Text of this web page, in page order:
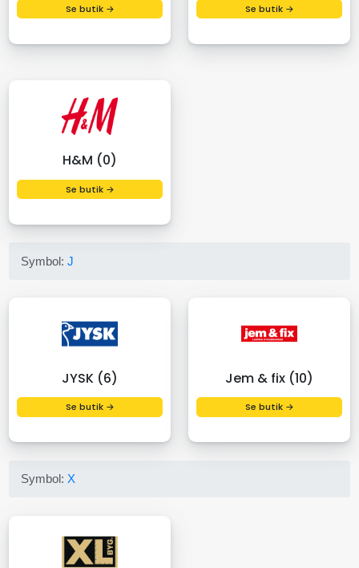
Se butik → Se butik →
H&M (0)
Se butik →
Symbol:J
JYSK (6)
Se butik →
Jem & fix (10)
Se butik →
Symbol: X